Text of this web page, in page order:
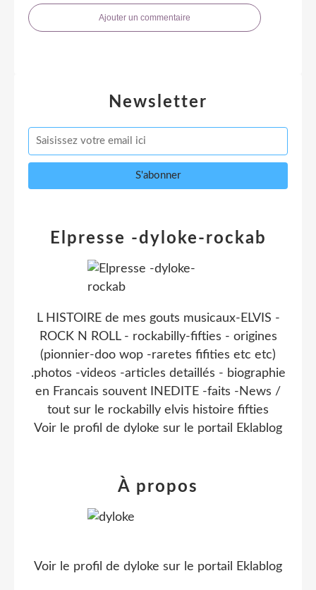
Ajouter un commentaire
Newsletter
Elpresse -dyloke-rockab
L HISTOIRE de mes gouts musicaux-ELVIS -
ROCK N ROLL - rockabilly-fifties - origines
(pionnier-doo wop -raretes fifities etc etc)
.photos -videos -articles detaillés - biographie
en Francais souvent INEDITE -faits -News /
tout sur le rockabilly elvis histoire fifties
Voir le profil de dyloke sur le portail Eklablog
À propos
Voir le profil de dyloke sur le portail Eklablog